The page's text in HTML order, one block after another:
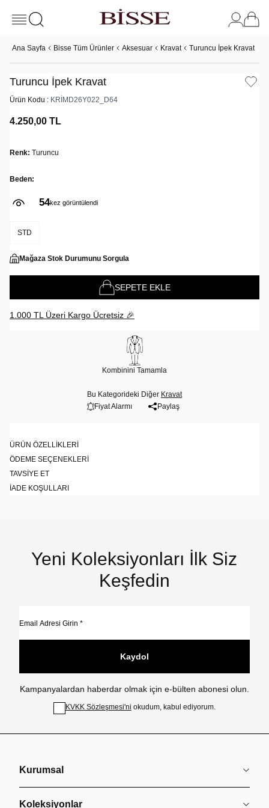
Ana Sayfa Bisse Tüm Ürünler Aksesuar Kravat Turuncu İpek Kravat
Turuncu İpek Kravat
Ürün Kodu : KRİMD26Y022_D64
4.250,00 TL
Renk: Turuncu
Beden:
54kez görüntülendi
STD
Mağaza Stok Durumunu Sorgula
SEPETE EKLE
1.000 TL Üzeri Kargo Ücretsiz 🎉
Kombinini Tamamla
Bu Kategorideki Diğer Kravat
Fiyat Alarmı
Paylaş
ÜRÜN ÖZELLIKLERI
ÖDEME SEÇENEKLERI
TAVSIYE ET
İADE KOŞULLARI
Yeni Koleksiyonları İlk Siz
Keşfedin
Kaydol
Kampanyalardan haberdar olmak için e-bülten abonesi olun.
KVKK Sözleşmesi'ni okudum, kabul ediyorum.
Kurumsal
Koleksiyonlar